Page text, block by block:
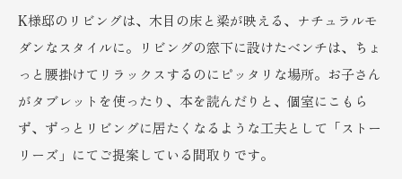
K様邸のリビングは、木目の床と梁が映える、ナチュラルモ
ダンなスタイルに。リビングの窓下に設けたベンチは、ちょ
っと腰掛けてリラックスするのにピッタリな場所。お子さん
がタブレットを使ったり、本を読んだりと、個室にこもら
ず、ずっとリビングに居たくなるような工夫として「ストー
リーズ」にてご提案している間取りです。